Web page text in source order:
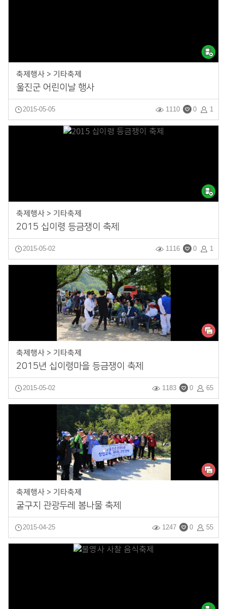
축제행사 > 기타축제
울진군 어린이날 행사
2015-05-05 1
0
1110
축제행사 > 기타축제
2015 십이령 등금쟁이 축제
2015-05-02 1
0
1116
축제행사 > 기타축제
2015년 십이령마을 등금쟁이 축제
2015-05-02 65
0
1183
축제행사 > 기타축제
굴구지 관광두레 봄나물 축제
2015-04-25 55
0
1247